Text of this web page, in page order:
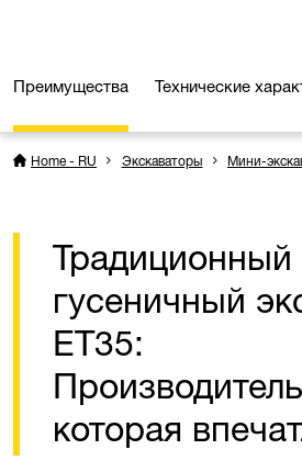
Преимущества Технические
Home - RU Экскаваторы Мини-
Традиционный
гусеничный
ET35:
которая